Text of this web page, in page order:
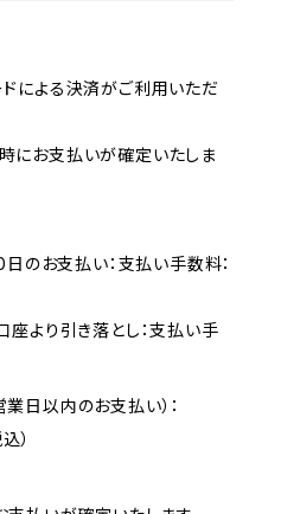
ドによる決済がご利用いただ
にお支払いが確定いたしま
のお支払い：支払い手数料：
座より引き落とし：支払い手
日以内のお支払い）：
）